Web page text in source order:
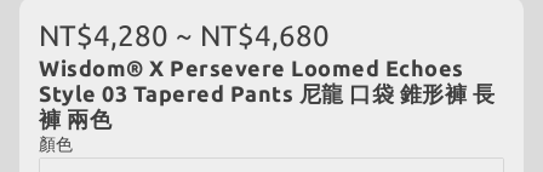
NT$4,280 ~ NT$4,680
Wisdom® X Persevere Loomed Echoes
Style 03 Tapered Pants 尼龍 口袋 錐形褲 長
褲 兩色
顏色